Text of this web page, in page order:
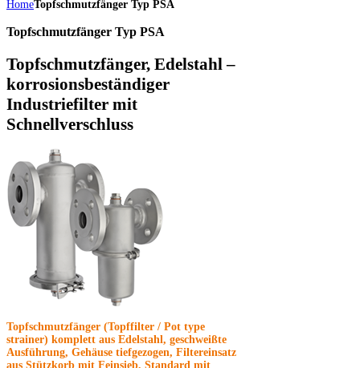
HomeTopfschmutzfänger Typ PSA
Topfschmutzfänger Typ PSA
Topfschmutzfänger, Edelstahl –
korrosionsbeständiger
Industriefilter mit
Schnellverschluss
Topfschmutzfänger (Topffilter / Pot type
strainer) komplett aus Edelstahl, geschweißte
Ausführung, Gehäuse tiefgezogen, Filtereinsatz
aus Stützkorb mit Feinsieb, Standard mit